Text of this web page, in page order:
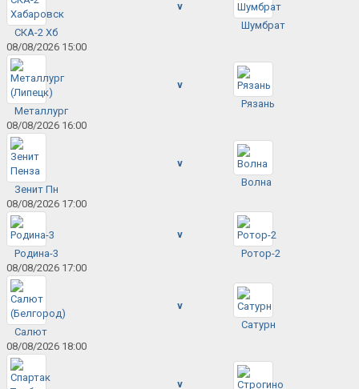
СКА-2 Хб
v
Шумбрат
08/08/2026 15:00
Металлург
v
Рязань
08/08/2026 16:00
Зенит Пн
v
Волна
08/08/2026 17:00
Родина-3
v
Ротор-2
08/08/2026 17:00
Салют
v
Сатурн
08/08/2026 18:00
v